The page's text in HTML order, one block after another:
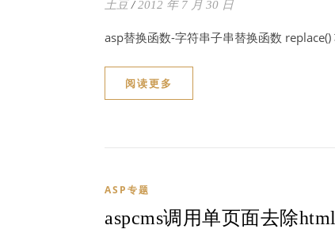
土豆 / 2012 年 7 月 30 日
asp替换函数-字符串子串替换函数
阅读更多
ASP专题
aspcms调用单页面去除